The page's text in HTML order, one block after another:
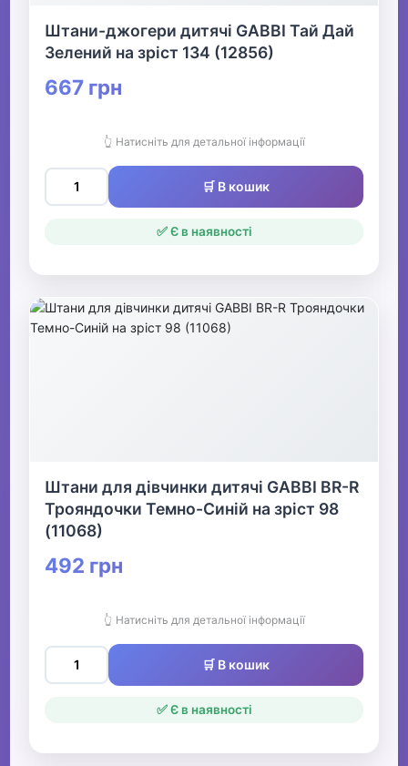
Штани-джогери дитячі GABBI Тай Дай
Зелений на зріст 134 (12856)
667 грн
👆 Натисніть для детальної інформації
🛒 В кошик
✅ Є в наявності
Штани для дівчинки дитячі GABBI BR-R
Трояндочки Темно-Синій на зріст 98
(11068)
492 грн
👆 Натисніть для детальної інформації
🛒 В кошик
✅ Є в наявності